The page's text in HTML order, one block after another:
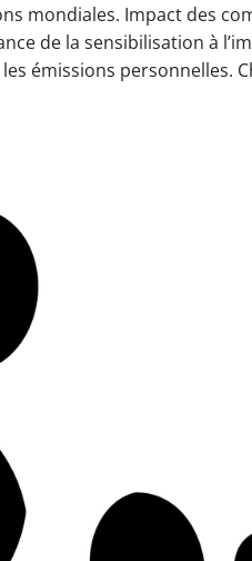
mondiales. Impact des
de la sensibilisation à
émissions personnelles.